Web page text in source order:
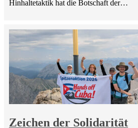
Hinhaltetaktik hat die Botschaft der…
Zeichen der Solidarität